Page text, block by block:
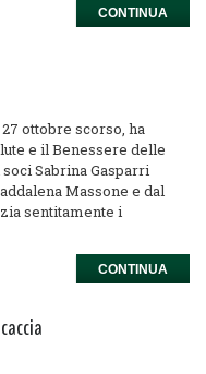
CONTINUA
ottobre scorso, ha
e il Benessere delle
Sabrina Gasparri
Massone e dal
sentitamente i
CONTINUA